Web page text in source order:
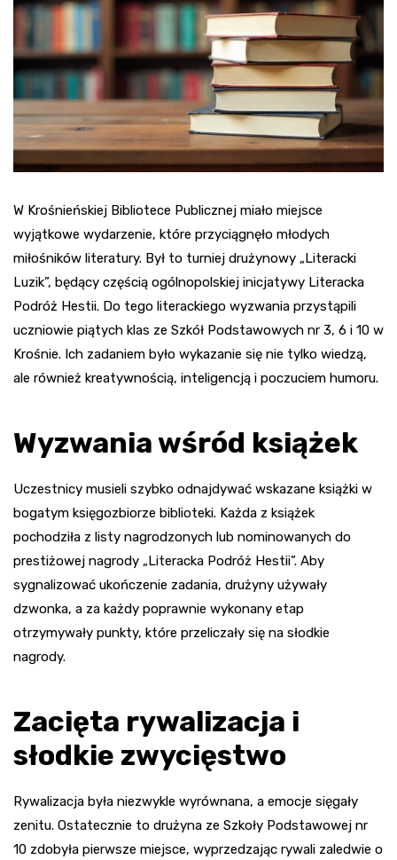
W Krośnieńskiej Bibliotece Publicznej miało miejsce
wyjątkowe wydarzenie, które przyciągnęło młodych
miłośników literatury. Był to turniej drużynowy „Literacki
Luzik”, będący częścią ogólnopolskiej inicjatywy Literacka
Podróż Hestii. Do tego literackiego wyzwania przystąpili
uczniowie piątych klas ze Szkół Podstawowych nr 3, 6 i 10 w
Krośnie. Ich zadaniem było wykazanie się nie tylko wiedzą,
ale również kreatywnością, inteligencją i poczuciem humoru.
Wyzwania wśród książek
Uczestnicy musieli szybko odnajdywać wskazane książki w
bogatym księgozbiorze biblioteki. Każda z książek
pochodziła z listy nagrodzonych lub nominowanych do
prestiżowej nagrody „Literacka Podróż Hestii”. Aby
sygnalizować ukończenie zadania, drużyny używały
dzwonka, a za każdy poprawnie wykonany etap
otrzymywały punkty, które przeliczały się na słodkie
nagrody.
Zacięta rywalizacja i
słodkie zwycięstwo
Rywalizacja była niezwykle wyrównana, a emocje sięgały
zenitu. Ostatecznie to drużyna ze Szkoły Podstawowej nr
10 zdobyła pierwsze miejsce, wyprzedzając rywali zaledwie o